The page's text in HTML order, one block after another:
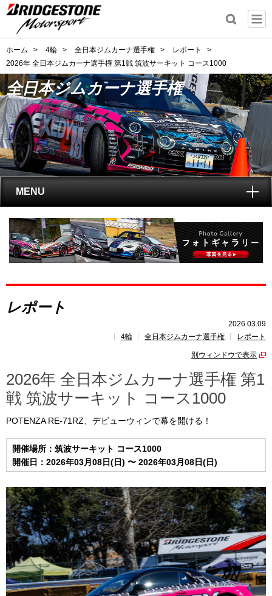
ホーム > 4輪 > 全日本ジムカーナ選手権 > レポート
>
2026年 全日本ジムカーナ選手権 第1戦 筑波サーキット コース1000
全日本ジムカーナ選手権
MENU
トップ
全日本ジムカーナ選手権とは?
レポート
速報
ポイント ランキング
トピックス
レポート
2026.03.09
4輪
全日本ジムカーナ選手権 レポート
別ウィンドウで表示
2026年 全日本ジムカーナ選手権 第1
戦 筑波サーキット コース1000
POTENZA RE-71RZ、デビューウィンで幕を開ける！
開催場所：筑波サーキット コース1000
開催日：2026年03月08日(日) 〜 2026年03月08日(日)